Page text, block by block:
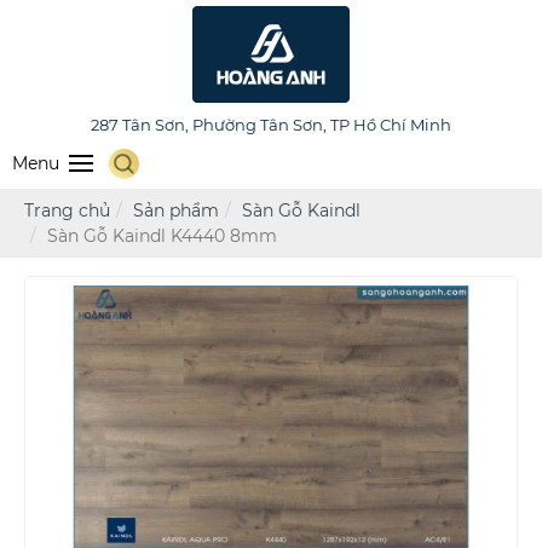
HOÀNG ANH FURNITURE
287 Tân Sơn, Phường Tân Sơn, TP Hồ Chí Minh
Menu
Trang chủ Sản phẩm
Sàn Gỗ Kaindl
Sàn Gỗ Kaindl K4440 8mm